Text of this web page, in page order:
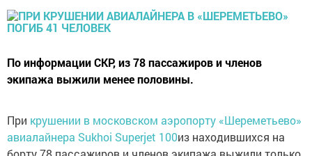
По информации СКР, из 78 пассажиров и членов
экипажа выжили менее половины.
При крушении в московском аэропорту «Шереметьево»
авиалайнера Sukhoi Superjet 100из находившихся на